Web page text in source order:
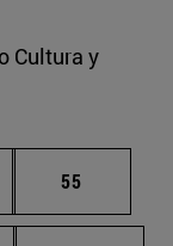
Cultura y
intermedias
Página
55